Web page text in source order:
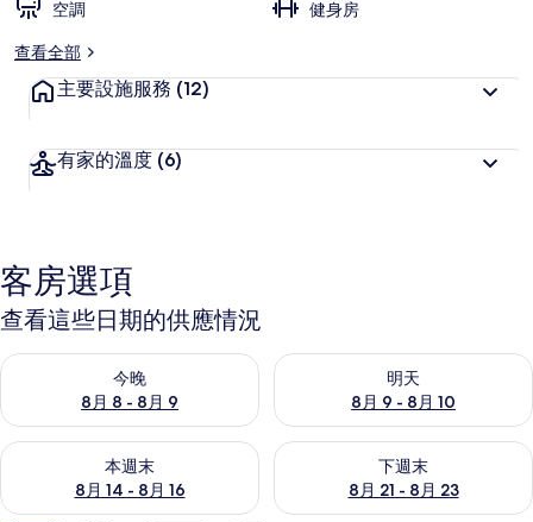
空調
健身房
查看全部
主要設施服務 (12)
有家的溫度 (6)
客房選項
查看這些日期的供應情況
今晚
8月 8 - 8月 9
查看今晚 (8月 8 - 8月 9) 的供應情況
明天
8月 9 - 8月 10
查看明天 (8月 9 - 8月 10) 的供
本週末
8月 14 - 8月 16
查看本週末 (8月 14 - 8月 16) 的供應情況
下週末
8月 21 - 8月 23
查看下週末 (8月 21 - 8月 23)